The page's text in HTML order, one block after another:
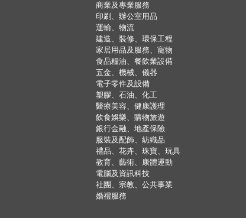
商業及專業服務
印刷、辦公室用品
運輸、物流
建造、裝修、環保工程
家居用品及服務、寵物
食品糧油、餐飲業設備
五金、機械、儀器
電子零件及設備
塑膠、石油、化工
醫療美容、健康護理
飲食娛樂、購物旅遊
銀行金融、地產保險
服裝及配飾、紡織品
禮品、花卉、珠寶、玩具
教育、藝術、康體運動
電腦及資訊科技
社團、宗教、公共事業
婚禮服務